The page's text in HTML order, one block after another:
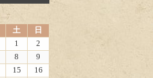
土
日
1
2
8
9
15
16